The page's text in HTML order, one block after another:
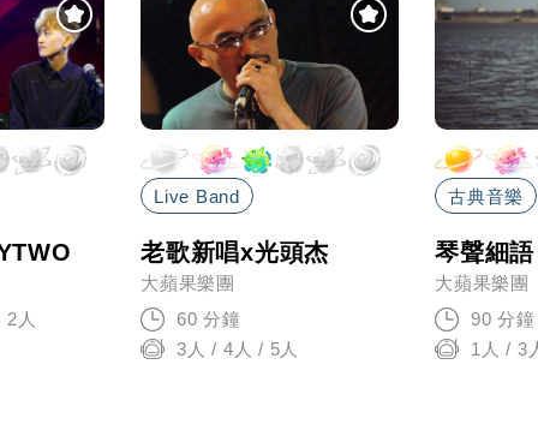
2人
Live Band
老歌新唱x光頭杰
大蘋果樂團
60 分鐘
3人 / 4人 / 5人
古典音樂
琴聲細語
大蘋果樂團
90 分鐘
1人 / 3